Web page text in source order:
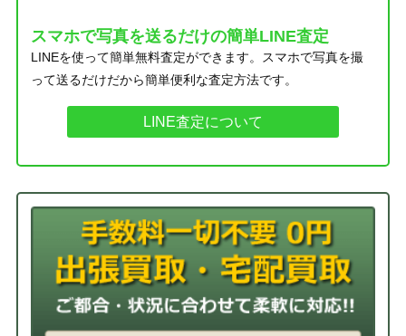
スマホで写真を送るだけの簡単LINE査定
LINEを使って簡単無料査定ができます。スマホで写真を撮
って送るだけだから簡単便利な査定方法です。
LINE査定について